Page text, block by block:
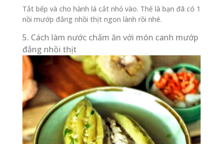
Tắt bếp và cho hành lá cắt nhỏ vào. Thế là bạn đã có 1
nồi mướp đắng nhồi thịt ngon lành rồi nhé.
5. Cách làm nước chấm ăn với món canh mướp
đắng nhồi thịt